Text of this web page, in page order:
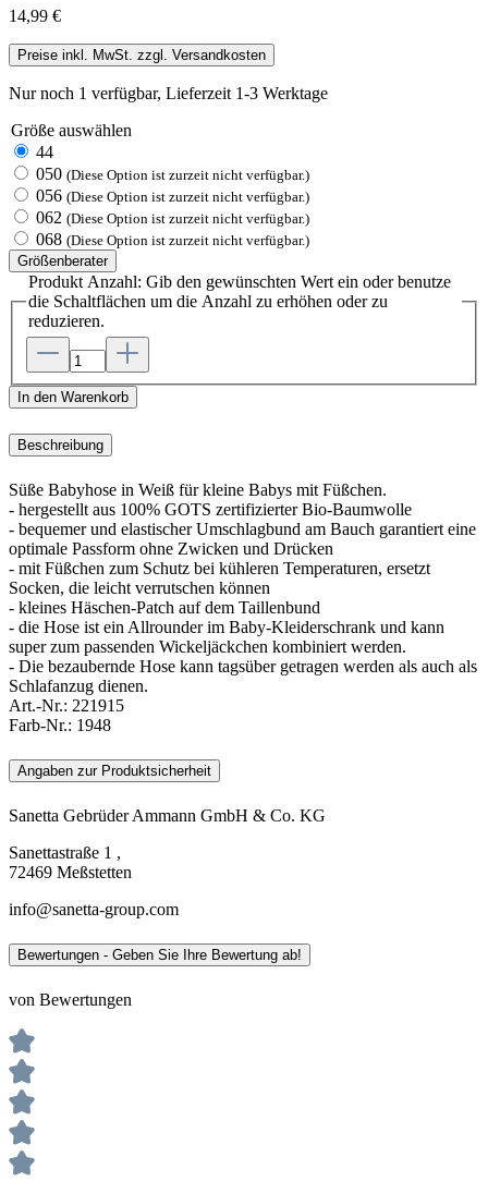
14,99 €
Preise inkl. MwSt. zzgl. Versandkosten
Nur noch 1 verfügbar, Lieferzeit 1-3 Werktage
Größe auswählen
44
050 (Diese Option ist zurzeit nicht verfügbar.)
056 (Diese Option ist zurzeit nicht verfügbar.)
062 (Diese Option ist zurzeit nicht verfügbar.)
068 (Diese Option ist zurzeit nicht verfügbar.)
Größenberater
Produkt Anzahl: Gib den gewünschten Wert ein oder benutze
die Schaltflächen um die Anzahl zu erhöhen oder zu
reduzieren.
In den Warenkorb
Beschreibung
Süße Babyhose in Weiß für kleine Babys mit Füßchen.
- hergestellt aus 100% GOTS zertifizierter Bio-Baumwolle
- bequemer und elastischer Umschlagbund am Bauch garantiert eine
optimale Passform ohne Zwicken und Drücken
- mit Füßchen zum Schutz bei kühleren Temperaturen, ersetzt
Socken, die leicht verrutschen können
- kleines Häschen-Patch auf dem Taillenbund
- die Hose ist ein Allrounder im Baby-Kleiderschrank und kann
super zum passenden Wickeljäckchen kombiniert werden.
- Die bezaubernde Hose kann tagsüber getragen werden als auch als
Schlafanzug dienen.
Art.-Nr.: 221915
Farb-Nr.: 1948
Angaben zur Produktsicherheit
Sanetta Gebrüder Ammann GmbH & Co. KG
Sanettastraße 1 ,
72469 Meßstetten
info@sanetta-group.com
Bewertungen - Geben Sie Ihre Bewertung ab!
von Bewertungen